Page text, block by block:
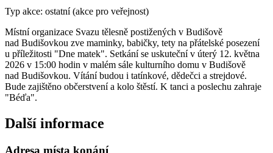
Typ akce: ostatní (akce pro veřejnost)
Místní organizace Svazu tělesně postižených v Budišově
nad Budišovkou zve maminky, babičky, tety na přátelské posezení
u příležitosti "Dne matek". Setkání se uskuteční v úterý 12. května
2026 v 15:00 hodin v malém sále kulturního domu v Budišově
nad Budišovkou. Vítání budou i tatínkové, dědečci a strejdové.
Bude zajištěno občerstvení a kolo štěstí. K tanci a poslechu zahraje
"Béďa".
Další informace
Adresa místa konání